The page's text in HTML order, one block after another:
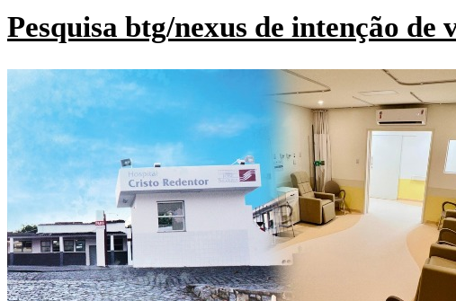
Pesquisa btg/nexus de intenção